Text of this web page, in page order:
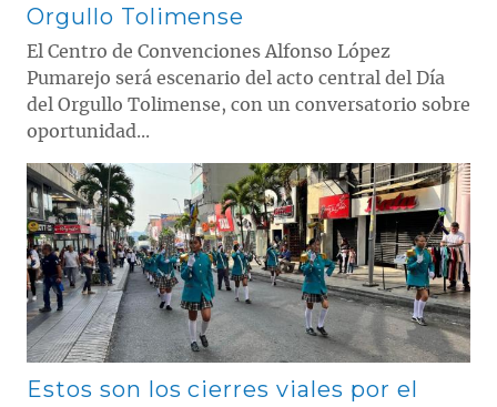
Orgullo Tolimense
El Centro de Convenciones Alfonso López
Pumarejo será escenario del acto central del Día
del Orgullo Tolimense, con un conversatorio sobre
oportunidad...
Contenido multimedia principal
Estos son los cierres viales por el